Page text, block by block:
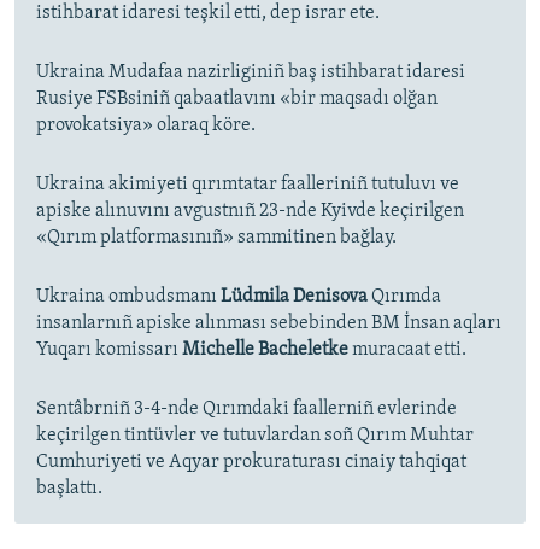
istihbarat idaresi teşkil etti, dep israr ete.
Ukraina Mudafaa nazirliginiñ baş istihbarat idaresi
Rusiye FSBsiniñ qabaatlavını «bir maqsadı olğan
provokatsiya» olaraq köre.
Ukraina akimiyeti qırımtatar faalleriniñ tutuluvı ve
apiske alınuvını avgustnıñ 23-nde Kyivde keçirilgen
«Qırım platformasınıñ» sammitinen bağlay.
Ukraina ombudsmanı Lüdmila DenisovaQırımda
insanlarnıñ apiske alınması sebebinden BM İnsan aqları
Yuqarı komissarı Michelle Bacheletkemuracaat etti.
Sentâbrniñ 3-4-nde Qırımdaki faallerniñ evlerinde
keçirilgen tintüvler ve tutuvlardan soñ Qırım Muhtar
Cumhuriyeti ve Aqyar prokuraturası cinaiy tahqiqat
başlattı.